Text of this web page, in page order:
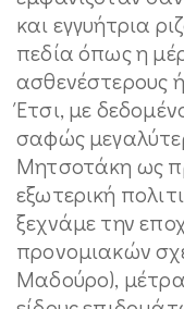
και εγγυήτρια
πεδία όπως η
ασθενέστερους
Έτσι, με
σαφώς
Μητσοτάκη ως
εξωτερική
ξεχνάμε την
προνομιακών
Μαδούρο),